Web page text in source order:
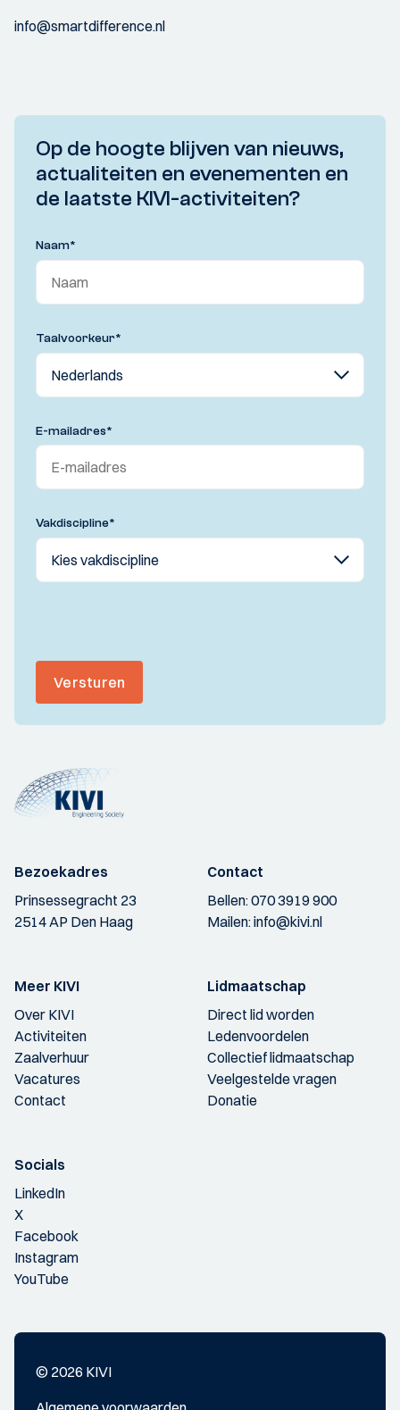
info@smartdifference.nl
Op de hoogte blijven van nieuws,
actualiteiten en evenementen en
de laatste KIVI-activiteiten?
Naam*
Taalvoorkeur*
E-mailadres*
Vakdiscipline*
Versturen
Bezoekadres
Prinsessegracht 23
2514 AP Den Haag
Contact
Bellen:070 3919 900
Mailen:info@kivi.nl
Meer KIVI
Over KIVI
Activiteiten
Zaalverhuur
Vacatures
Contact
Lidmaatschap
Direct lid worden
Ledenvoordelen
Collectief lidmaatschap
Veelgestelde vragen
Donatie
Socials
LinkedIn
X
Facebook
Instagram
YouTube
© 2026 KIVI